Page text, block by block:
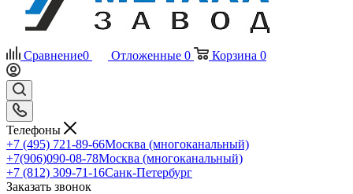
Сравнение0 Отложенные 0 Корзина 0
Телефоны
+7 (495) 721-89-66Москва (многоканальный)
+7(906)090-08-78Москва (многоканальный)
+7 (812) 309-71-16Санк-Петербург
Заказать звонок